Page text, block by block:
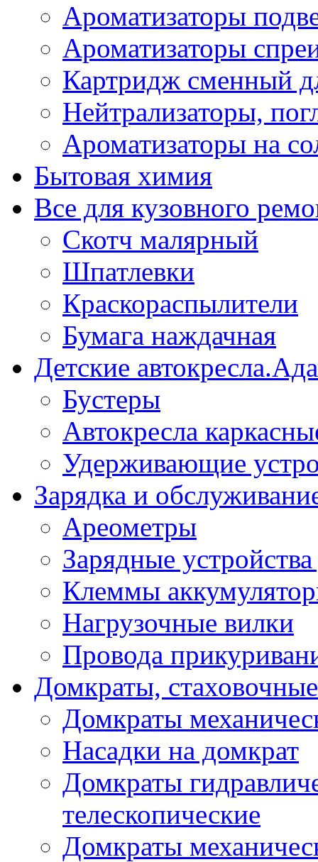
Ароматизаторы
Ароматизаторы
Картридж сменный
Нейтрализаторы,
Ароматизаторы на
Бытовая химия
Все для кузовного
Скотч малярный
Шпатлевки
Краскораспылители
Бумага наждачная
Детские
Бустеры
Автокресла
Удерживающие
Зарядка и
Ареометры
Зарядные
Клеммы
Нагрузочные вилки
Провода
Домкраты,
Домкраты
Насадки на домкрат
Домкраты
телескопические
Домкраты